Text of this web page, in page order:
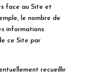
face au Site et
le nombre de
informations
ce Site par
recueillir